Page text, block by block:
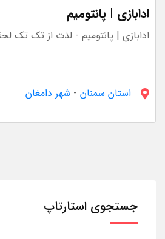
ادابازی | پانتومیم
ادابازی | پانتومیم - لذت از تک تک
استان سمنان - شهر دامغان
جستجوی استارتاپ